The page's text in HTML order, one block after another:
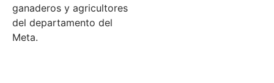
ganaderos y agricultores
del departamento del
Meta.